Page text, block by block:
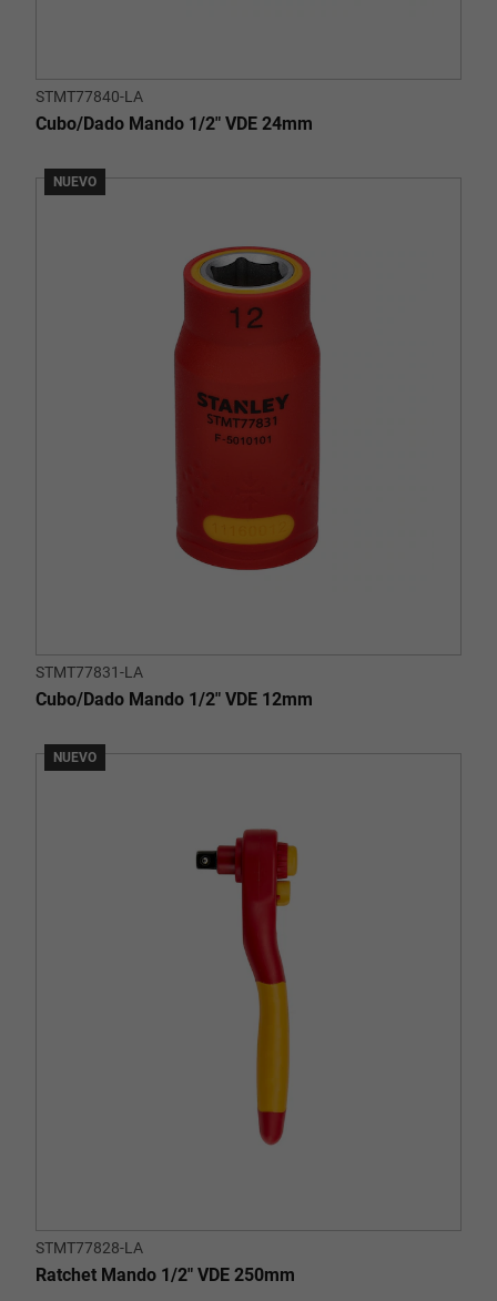
STMT77840-LA
Cubo/Dado Mando 1/2" VDE 24mm
NUEVO
STMT77831-LA
Cubo/Dado Mando 1/2" VDE 12mm
NUEVO
STMT77828-LA
Ratchet Mando 1/2" VDE 250mm